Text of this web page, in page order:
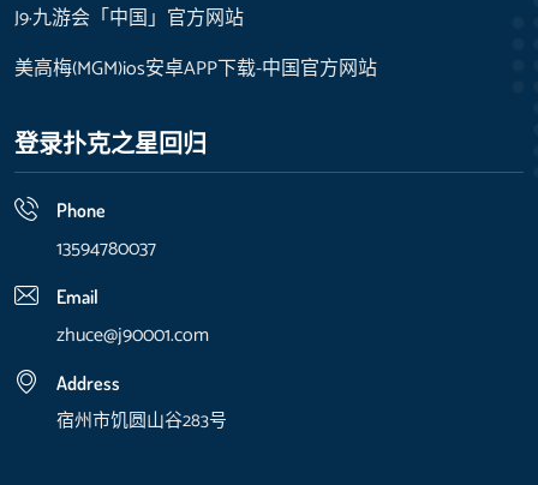
J9·九游会「中国」官方网站
美高梅(MGM)ios安卓APP下载-中国官方网站
登录扑克之星回归
Phone
13594780037
Email
zhuce@j90001.com
Address
宿州市饥圆山谷283号